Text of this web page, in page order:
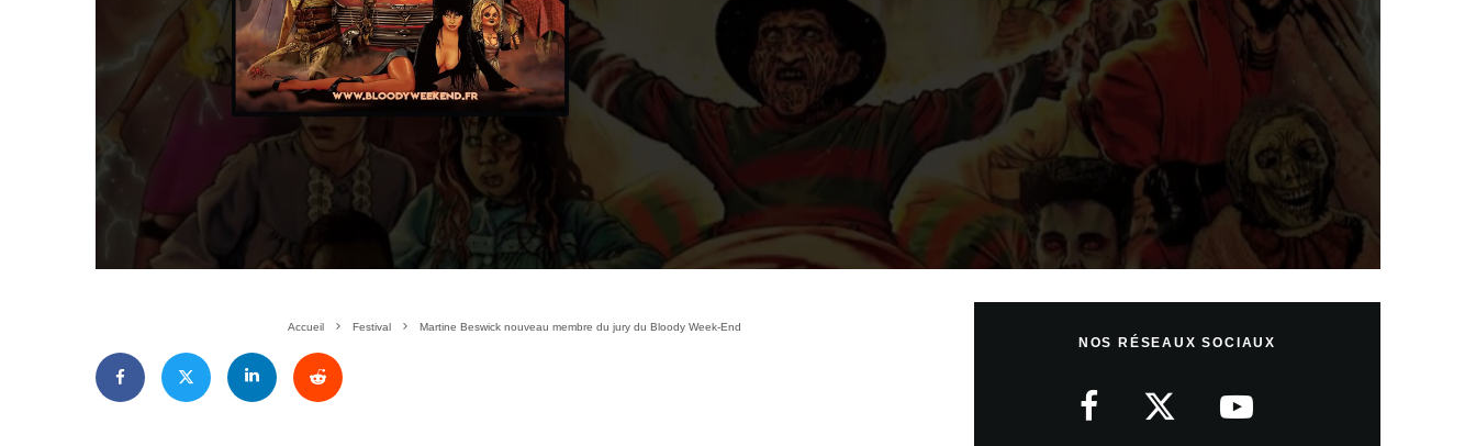
Accueil Festival Martine Beswick nouveau membre du jury du Bloody Week-End
NOS RÉSEAUX SOCIAUX